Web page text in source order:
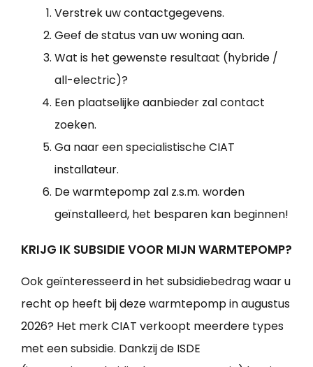
Verstrek uw contactgegevens.
Geef de status van uw woning aan.
Wat is het gewenste resultaat (hybride /
all-electric)?
Een plaatselijke aanbieder zal contact
zoeken.
Ga naar een specialistische CIAT
installateur.
De warmtepomp zal z.s.m. worden
geïnstalleerd, het besparen kan beginnen!
KRIJG IK SUBSIDIE VOOR MIJN WARMTEPOMP?
Ook geïnteresseerd in het subsidiebedrag waar u
recht op heeft bij deze warmtepomp in augustus
2026? Het merk CIAT verkoopt meerdere types
met een subsidie. Dankzij de ISDE